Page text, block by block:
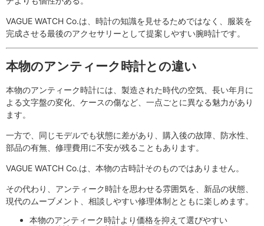
VAGUE WATCH Co.は、時計の知識を見せるためではなく、服装を
完成させる最後のアクセサリーとして提案しやすい腕時計です。
本物のアンティーク時計との違い
本物のアンティーク時計には、製造された時代の空気、長い年月に
よる文字盤の変化、ケースの傷など、一点ごとに異なる魅力があり
ます。
一方で、同じモデルでも状態に差があり、購入後の故障、防水性、
部品の有無、修理費用に不安が残ることもあります。
VAGUE WATCH Co.は、本物の古時計そのものではありません。
その代わり、アンティーク時計を思わせる雰囲気を、新品の状態、
現代のムーブメント、相談しやすい修理体制とともに楽しめます。
本物のアンティーク時計より価格を抑えて選びやすい